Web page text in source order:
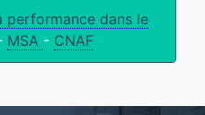
performance dans le
MSA - CNAF